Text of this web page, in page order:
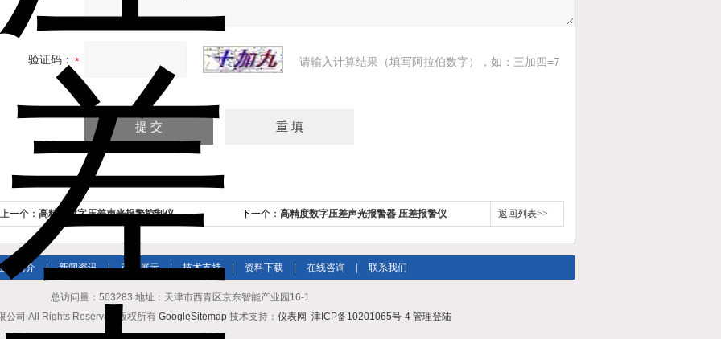
验证码： 请输入计算结果（填写阿拉伯数字），如：三加四=7
上一个： 高精度数字压差声光报警控制仪 下一个： 高精度数字压差声光报警器 压差报警仪 返回列表>>
业简介 | 新闻资讯 | 产品展示 | 技术支持 资料下载 在线咨询 联系我们
总访问量：503283 地址：天津市西青区京东智能产业园16-1
公司 All Rights Reserved 版权所有 GoogleSitemap技术支持： 仪表网 津ICP备10201065号-4 管理登陆